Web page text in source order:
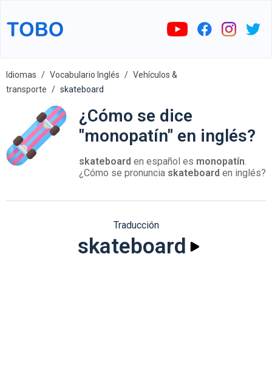
Idiomas Vocabulario Inglés
Vehículos &
transporte
skateboard
¿Cómo se dice
"monopatín" en inglés?
skateboard en español es monopatín.
¿Cómo se pronuncia skateboard en inglés?
Traducción
skateboard